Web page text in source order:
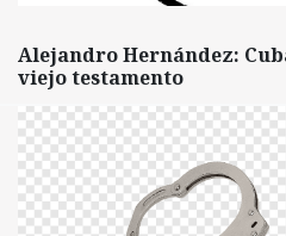
Alejandro Hernández:
viejo testamento